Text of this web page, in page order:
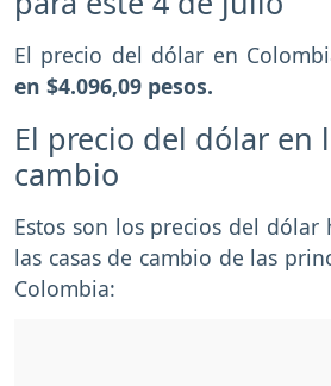
El precio del dólar en
en $4.096,09 pesos.
El precio del dólar en
cambio
Estos son los precios del
las casas de cambio de las
Colombia: